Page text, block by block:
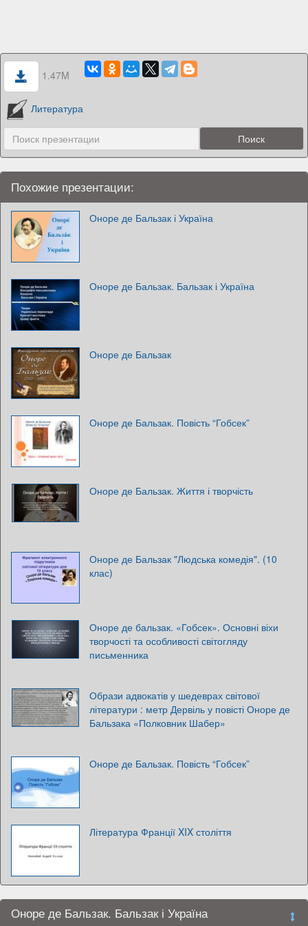
1.47M
Литература
Похожие презентации:
Оноре де Бальзак і Україна
Оноре де Бальзак. Бальзак і Україна
Оноре де Бальзак
Оноре де Бальзак. Повість “Гобсек”
Оноре де Бальзак. Життя і творчість
Оноре де Бальзак "Людська комедія". (10
клас)
Оноре де бальзак. «Гобсек». Основні віхи
творчості та особливості світогляду
письменника
Образи адвокатів у шедеврах світової
літератури : метр Дервіль у повісті Оноре де
Бальзака «Полковник Шабер»
Оноре де Бальзак. Повість “Гобсек”
Література Франції XIX століття
Оноре де Бальзак. Бальзак і Україна